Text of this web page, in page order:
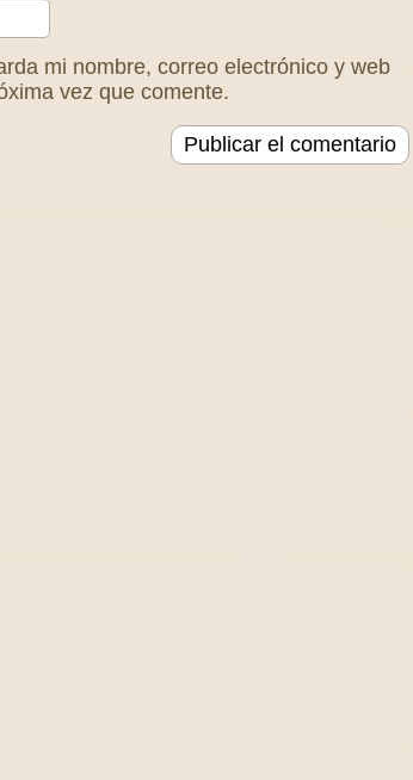
mi nombre, correo electrónico y web
vez que comente.